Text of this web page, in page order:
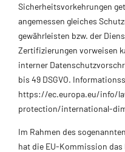
Sicherheitsvorkehrungen
angemessen gleiches
gewährleisten bzw. der
Zertifizierungen vorweisen
interner
bis 49 DSGVO.
https://ec.europa.eu/info/
protection/international-
Im Rahmen des
hat die EU-Kommission